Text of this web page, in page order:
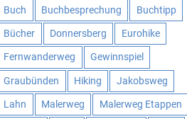
Buch Buchbesprechung Buchtipp
Bücher Donnersberg Eurohike
Fernwanderweg Gewinnspiel
Graubünden Hiking Jakobsweg
Lahn Malerweg Malerweg Etappen